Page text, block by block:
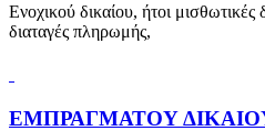
Ενοχικού δικαίου, ήτοι
διαταγές πληρωμής,
ΕΜΠΡΑΓΜΑΤΟΥ